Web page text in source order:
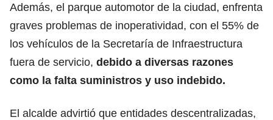
Además, el parque automotor de la ciudad, enfrenta
graves problemas de inoperatividad, con el 55% de
los vehículos de la Secretaría de Infraestructura
fuera de servicio, debido a diversas razones
como la falta suministros y uso indebido.
El alcalde advirtió que entidades descentralizadas,